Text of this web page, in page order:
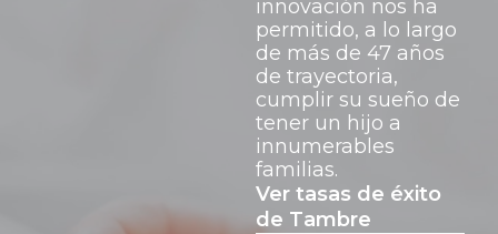
innovación nos ha
permitido, a lo largo
de más de 47 años
de trayectoria,
cumplir su sueño de
tener un hijo a
innumerables
familias.
Ver tasas de éxito
de Tambre